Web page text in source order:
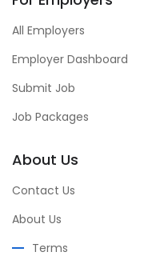
All Employers
Employer Dashboard
Submit Job
Job Packages
About Us
Contact Us
About Us
Terms